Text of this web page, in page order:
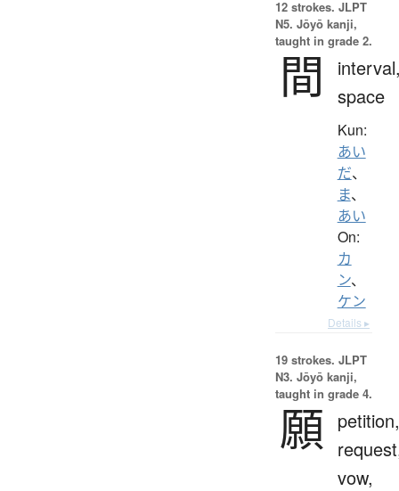
12 strokes. JLPT
N5. Jōyō kanji,
taught in grade 2.
間
space
Kun:
あい
だ、
ま、
あい
On:
カ
ン、
ケン
Details ▸
19 strokes. JLPT
N3. Jōyō kanji,
taught in grade 4.
願
petition,
vow,